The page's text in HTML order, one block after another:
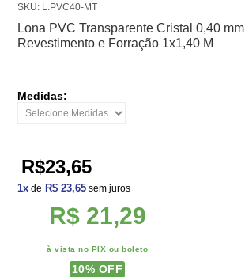
SKU: L.PVC40-MT
Lona PVC Transparente Cristal 0,40 mm
Revestimento e Forração 1x1,40 M
Medidas:
R$23,65
1x de R$ 23,65 sem juros
R$ 21,29
à vista no PIX ou boleto
10% OFF